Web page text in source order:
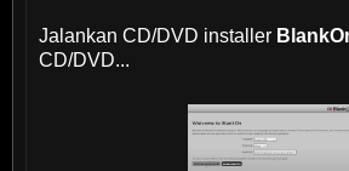
Jalankan CD/DVD installer
CD/DVD...